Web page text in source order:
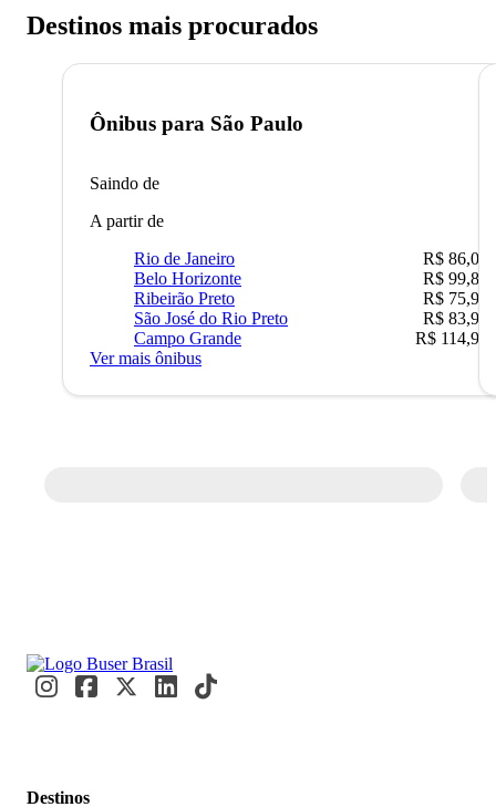
Destinos mais procurados
Ônibus para São Paulo
Saindo de
A partir de
Rio de Janeiro
R$ 86,00
Belo Horizonte
R$ 99,89
Ribeirão Preto
R$ 75,90
São José do Rio Preto
R$ 83,90
Campo Grande
R$ 114,90
Ver mais ônibus
Destinos